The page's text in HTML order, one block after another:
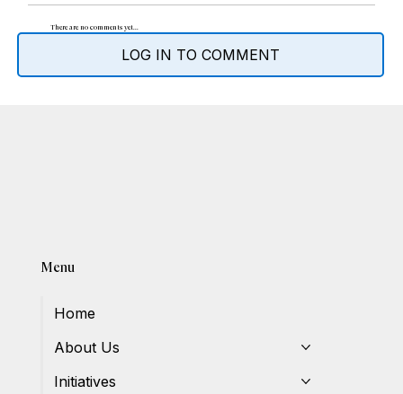
There are no comments yet...
LOG IN TO COMMENT
Menu
Home
About Us
Initiatives